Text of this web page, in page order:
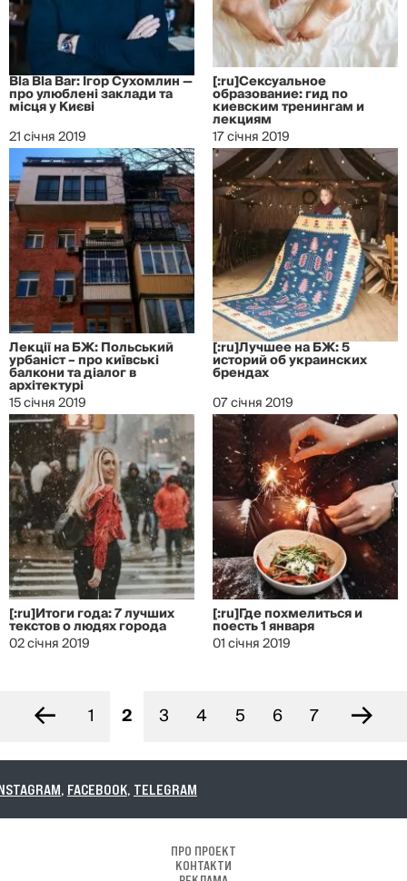
Bla Bla Bar: Ігор Сухомлин —
про улюблені заклади та
місця у Києві
21 січня 2019
[:ru]Сексуальное
образование: гид по
киевским тренингам и
лекциям
17 січня 2019
Лекції на БЖ: Польський
урбаніст – про київські
балкони та діалог в
архітектурі
15 січня 2019
[:ru]Лучшее на БЖ: 5
историй об украинских
брендах
07 січня 2019
[:ru]Итоги года: 7 лучших
текстов о людях города
02 січня 2019
[:ru]Где похмелиться и
поесть 1 января
01 січня 2019
← 1 2 3 4 5 6 7 →
,TELEGRAM
ПРО ПРОЕКТ
КОНТАКТИ